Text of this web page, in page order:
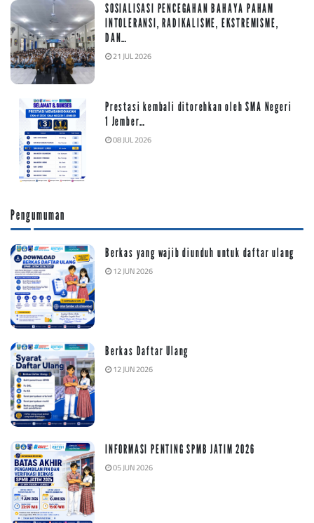
SOSIALISASI PENCEGAHAN BAHAYA PAHAM
INTOLERANSI, RADIKALISME, EKSTREMISME,
DAN…
21 JUL 2026
Prestasi kembali ditorehkan oleh SMA Negeri
1 Jember…
08 JUL 2026
Pengumuman
Berkas yang wajib diunduh untuk daftar ulang
12 JUN 2026
Berkas Daftar Ulang
12 JUN 2026
INFORMASI PENTING SPMB JATIM 2026
05 JUN 2026